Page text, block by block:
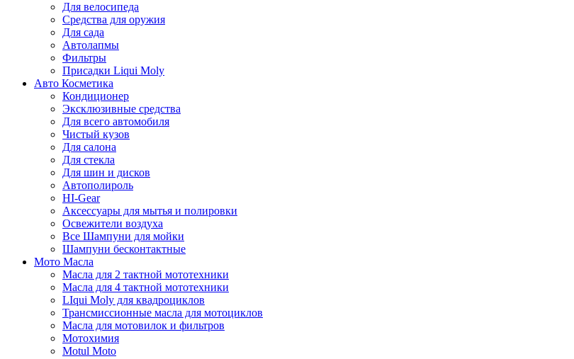
Для велосипеда
Средства для оружия
Для сада
Автолапмы
Фильтры
Присадки Liqui Moly
Авто Косметика
Кондиционер
Эксклюзивные средства
Для всего автомобиля
Чистый кузов
Для салона
Для стекла
Для шин и дисков
Автополироль
HI-Gear
Аксессуары для мытья и полировки
Освежители воздуха
Все Шампуни для мойки
Шампуни бесконтактные
Мото Масла
Масла для 2 тактной мототехники
Масла для 4 тактной мототехники
LIqui Moly для квадроциклов
Трансмиссионные масла для мотоциклов
Масла для мотовилок и фильтров
Мотохимия
Motul Moto